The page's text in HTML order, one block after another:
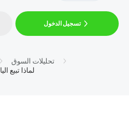
تسجيل الدخول
تحليلات السوق
لماذا تبيع